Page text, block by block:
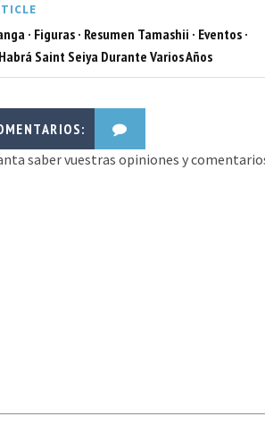
· Figuras · Resumen Tamashii · Eventos ·
Habrá Saint Seiya Durante Varios Años
saber vuestras opiniones y